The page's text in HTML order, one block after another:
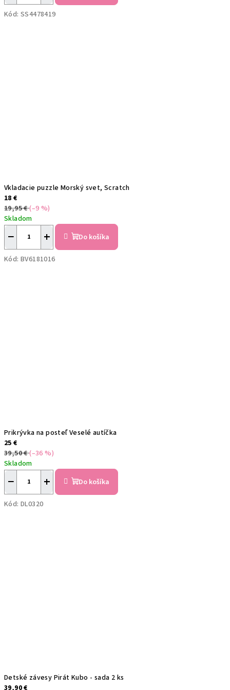
Kód: SS4478419
Vkladacie puzzle Morský svet, Scratch
18 €
19,95 €(–9 %)
Skladom
+
− Do košíka
Kód: BV6181016
Prikrývka na posteľ Veselé autíčka
25 €
39,50 €(–36 %)
Skladom
+
− Do košíka
Kód: DL0320
Detské závesy Pirát Kubo - sada 2 ks
39,90 €